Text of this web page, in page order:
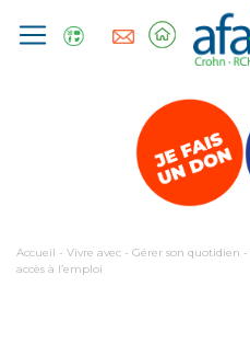
Accueil - Vivre avec - Gérer son quotidien -
accès à l’emploi